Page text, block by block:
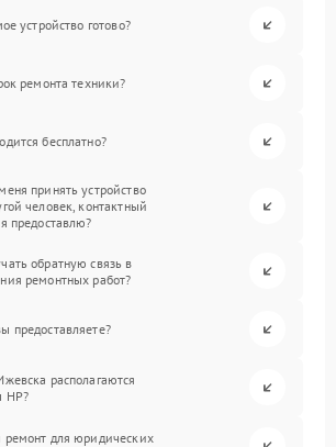
устройство готово?
ремонта техники?
бесплатно?
принять устройство
человек, контактный
предоставлю?
обратную связь в
ремонтных работ?
предоставляете?
располагаются
HP?
ремонт для юридических